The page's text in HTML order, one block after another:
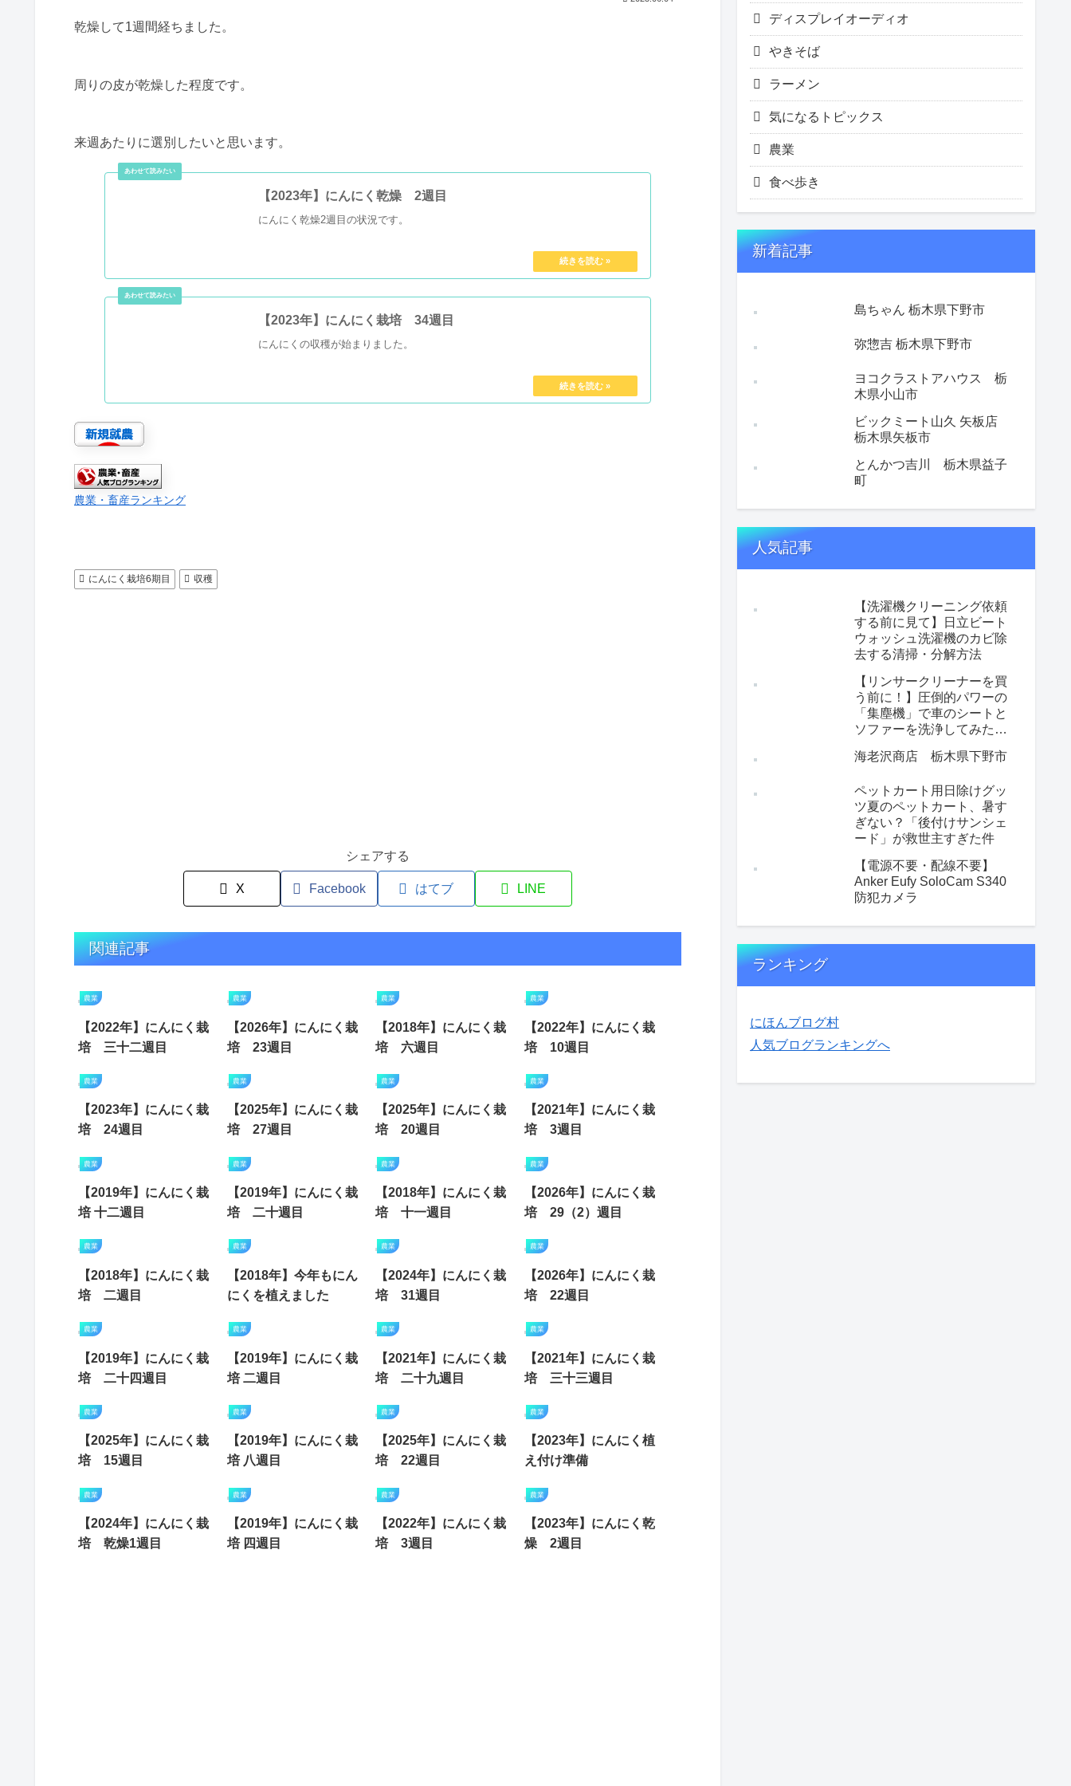
乾燥して1週間経ちました。
周りの皮が乾燥した程度です。
来週あたりに選別したいと思います。
【2023年】にんにく乾燥 2週目
にんにく乾燥2週目の状況です。
【2023年】にんにく栽培 34週目
にんにくの収穫が始まりました。
農業・畜産ランキング
にんにく栽培6期目 収穫
シェアする
X Facebook はてブ LINE
関連記事
農業
【2022年】にんにく栽
培 三十二週目
農業
【2026年】にんにく栽
培 23週目
農業
【2018年】にんにく栽
培 六週目
農業
【2022年】にんにく栽
培 10週目
農業
【2023年】にんにく栽
培 24週目
農業
【2025年】にんにく栽
培 27週目
農業
【2025年】にんにく栽
培 20週目
農業
【2021年】にんにく栽
培 3週目
農業
【2019年】にんにく栽
培 十二週目
農業
【2019年】にんにく栽
培 二十週目
農業
【2018年】にんにく栽
培 十一週目
農業
【2026年】にんにく栽
培 29（2）週目
農業
【2018年】にんにく栽
培 二週目
農業
【2018年】今年もにん
にくを植えました
農業
【2024年】にんにく栽
培 31週目
農業
【2026年】にんにく栽
培 22週目
農業
【2019年】にんにく栽
培 二十四週目
農業
【2019年】にんにく栽
培 二週目
農業
【2021年】にんにく栽
培 二十九週目
農業
【2021年】にんにく栽
培 三十三週目
農業
【2025年】にんにく栽
培 15週目
農業
【2019年】にんにく栽
培 八週目
農業
【2025年】にんにく栽
培 22週目
農業
【2023年】にんにく植
え付け準備
農業
【2024年】にんにく栽
培 乾燥1週目
農業
【2019年】にんにく栽
培 四週目
農業
【2022年】にんにく栽
培 3週目
農業
【2023年】にんにく乾
燥 2週目
ディスプレイオーディオ
やきそば
ラーメン
気になるトピックス
農業
食べ歩き
新着記事
島ちゃん 栃木県下野市
弥惣吉 栃木県下野市
ヨコクラストアハウス 栃
木県小山市
ビックミート山久 矢板店
栃木県矢板市
とんかつ吉川 栃木県益子
町
人気記事
【洗濯機クリーニング依頼
する前に見て】日立ビート
ウォッシュ洗濯機のカビ除
去する清掃・分解方法
【リンサークリーナーを買
う前に！】圧倒的パワーの
「集塵機」で車のシートと
ソファーを洗浄してみた
海老沢商店 栃木県下野市
ペットカート用日除けグッ
ツ夏のペットカート、暑す
ぎない？「後付けサンシェ
ード」が救世主すぎた件
【電源不要・配線不要】
Anker Eufy SoloCam S340
防犯カメラ
ランキング
にほんブログ村
人気ブログランキングへ